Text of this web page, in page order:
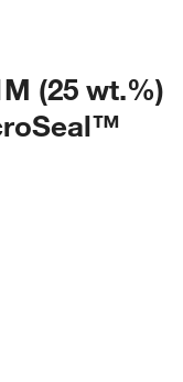
(25 wt.%)